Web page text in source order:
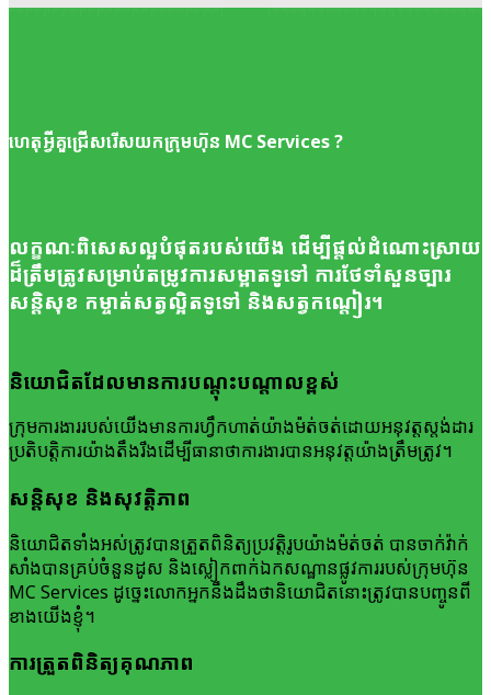
ហេតុ​អ្វី​គួ​​ជ្រើស​រើស​យក​ក្រុមហ៊ុន MC Services ?
លក្ខណៈ​ពិសេស​ល្អ​បំផុត​របស់​យើង ដើម្បី​ផ្តល់​ដំណោះ​ស្រាយ​
ដ៏​ត្រឹម​ត្រូវ​សម្រាប់​តម្រូវ​ការ​សម្អាត​ទូទៅ ការ​ថែ​ទាំ​សួន​ច្បារ
សន្តិសុខ កម្ចាត់​សត្វ​ល្អិត​ទូទៅ និង​សត្វ​កណ្តៀរ។
និយោជិត​ដែល​មាន​ការបណ្តុះបណ្តាល​ខ្ពស់
ក្រុមការងារ​របស់​យើង​មាន​ការហ្វឹកហាត់​យ៉ាង​ម៉ត់ចត់​ដោយ​អនុវត្ត​ស្តង់ដារ​
ប្រតិបត្តិការ​យ៉ាង​តឹងរឹង​ដើម្បី​ធានា​ថា​ការងារ​បានអនុវត្ត​យ៉ាងត្រឹមត្រូវ។
សន្តិសុខ និងសុវត្តិភាព
​និយោជិត​ទាំងអស់​ត្រូវ​បាន​ត្រួតពិនិត្យ​ប្រវត្តិរូប​យ៉ាង​ម៉ត់ចត់ បាន​ចាក់​វ៉ាក់
សាំង​បាន​គ្រប់​ចំនួន​ដូស និងស្លៀក​ពាក់​ឯកសណ្ឋាន​ផ្លូវការ​របស់​ក្រុមហ៊ុន
MC Services​ ដូច្នេះលោកអ្នក​នឹង​ដឹង​ថានិយោជិតនោះ​ត្រូវ​បាន​បញ្ចូន​ពី​
ខាង​យើង​ខ្ញុំ។
ការ​ត្រួតពិនិត្យ​គុណភាព